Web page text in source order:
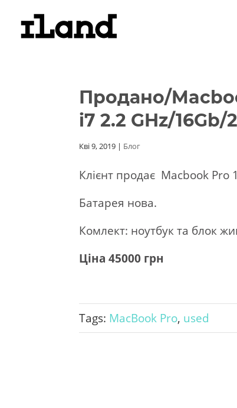
Продано/
i7 2.2 GHz/16Gb/
Кві 9, 2019 | Блог
Клієнт продає Macbook Pro
Батарея нова.
Комлект: ноутбук та блок
Ціна 45000 грн
Tags: MacBook Pro, used